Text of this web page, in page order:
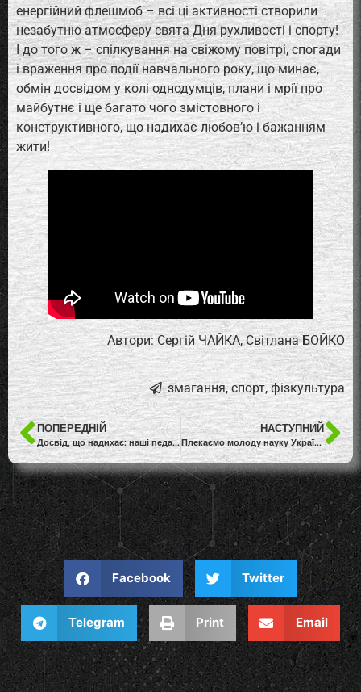
енергійний флешмоб – всі ці активності створили
незабутню атмосферу свята Дня рухливості і спорту!
І до того ж – спілкування на свіжому повітрі, спогади
і враження про події навчального року, що минає,
обмін досвідом у колі однодумців, плани і мрії про
майбутнє і ще багато чого змістовного і
конструктивного, що надихає любов’ю і бажанням
жити!
Автори: Сергій ЧАЙКА, Світлана БОЙКО
змагання,спорт,фізкультура
ПОПЕРЕДНІЙ
Досвід, що надихає: наші педагоги підвищують професійну майстерність!
НАСТУПНИЙ
Плекаємо молоду науку України!
Facebook Twitter
Telegram Print Email